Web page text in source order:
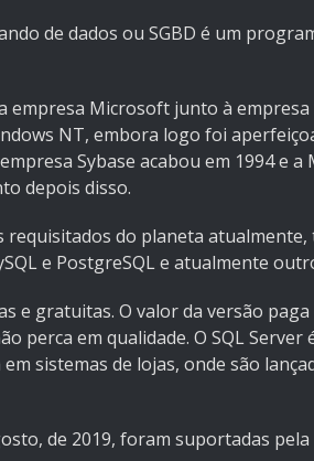
de dados ou SGBD é um
empresa Microsoft junto à empresa
NT, embora logo foi
Sybase acabou em 1994 e
depois disso.
requisitados do planeta
e PostgreSQL e atualmente
e gratuitas. O valor da versão
perca em qualidade. O SQL
sistemas de lojas, onde são
de 2019, foram suportadas